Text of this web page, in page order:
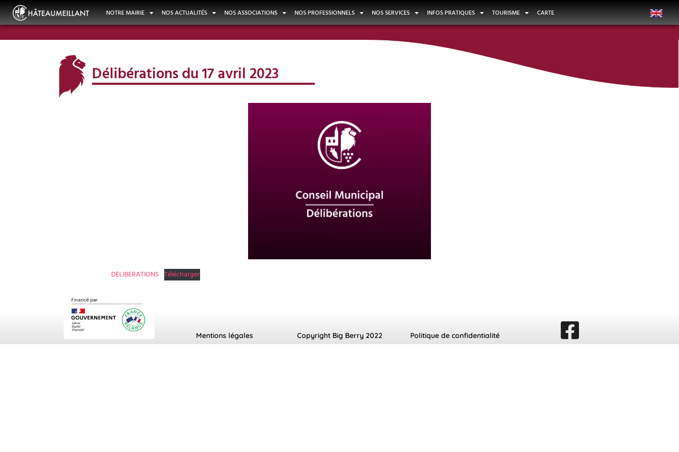
NOTRE MAIRIE NOS ACTUALITÉS NOS ASSOCIATIONS NOS PROFESSIONNELS NOS SERVICES INFOS PRATIQUES TOURISME CARTE
Délibérations du 17 avril 2023
DELIBERATIONS Télécharger
Mentions légales Copyright Big Berry 2022 Politique de confidentialité